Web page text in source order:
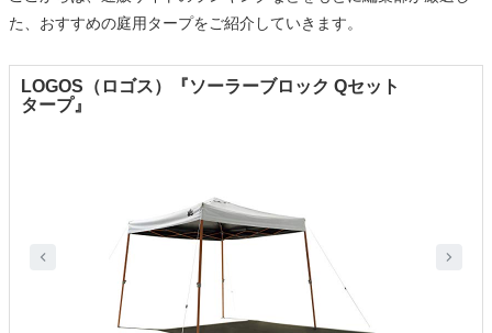
た、おすすめの庭用タープをご紹介していきます。
LOGOS（ロゴス）『ソーラーブロック Qセット
タープ』